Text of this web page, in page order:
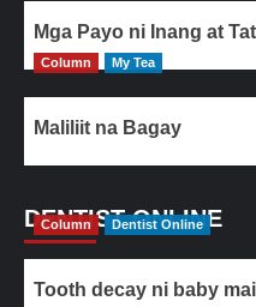
Mga Payo ni Inang at
Column My Tea
Maliliit na Bagay
DENTIST ONLINE
Column Dentist Online
Tooth decay ni baby